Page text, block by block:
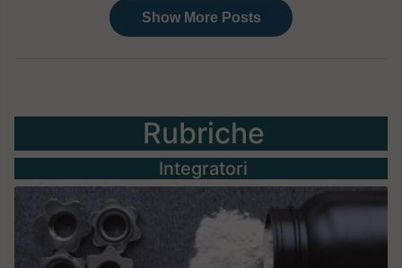
Rubriche
Integratori